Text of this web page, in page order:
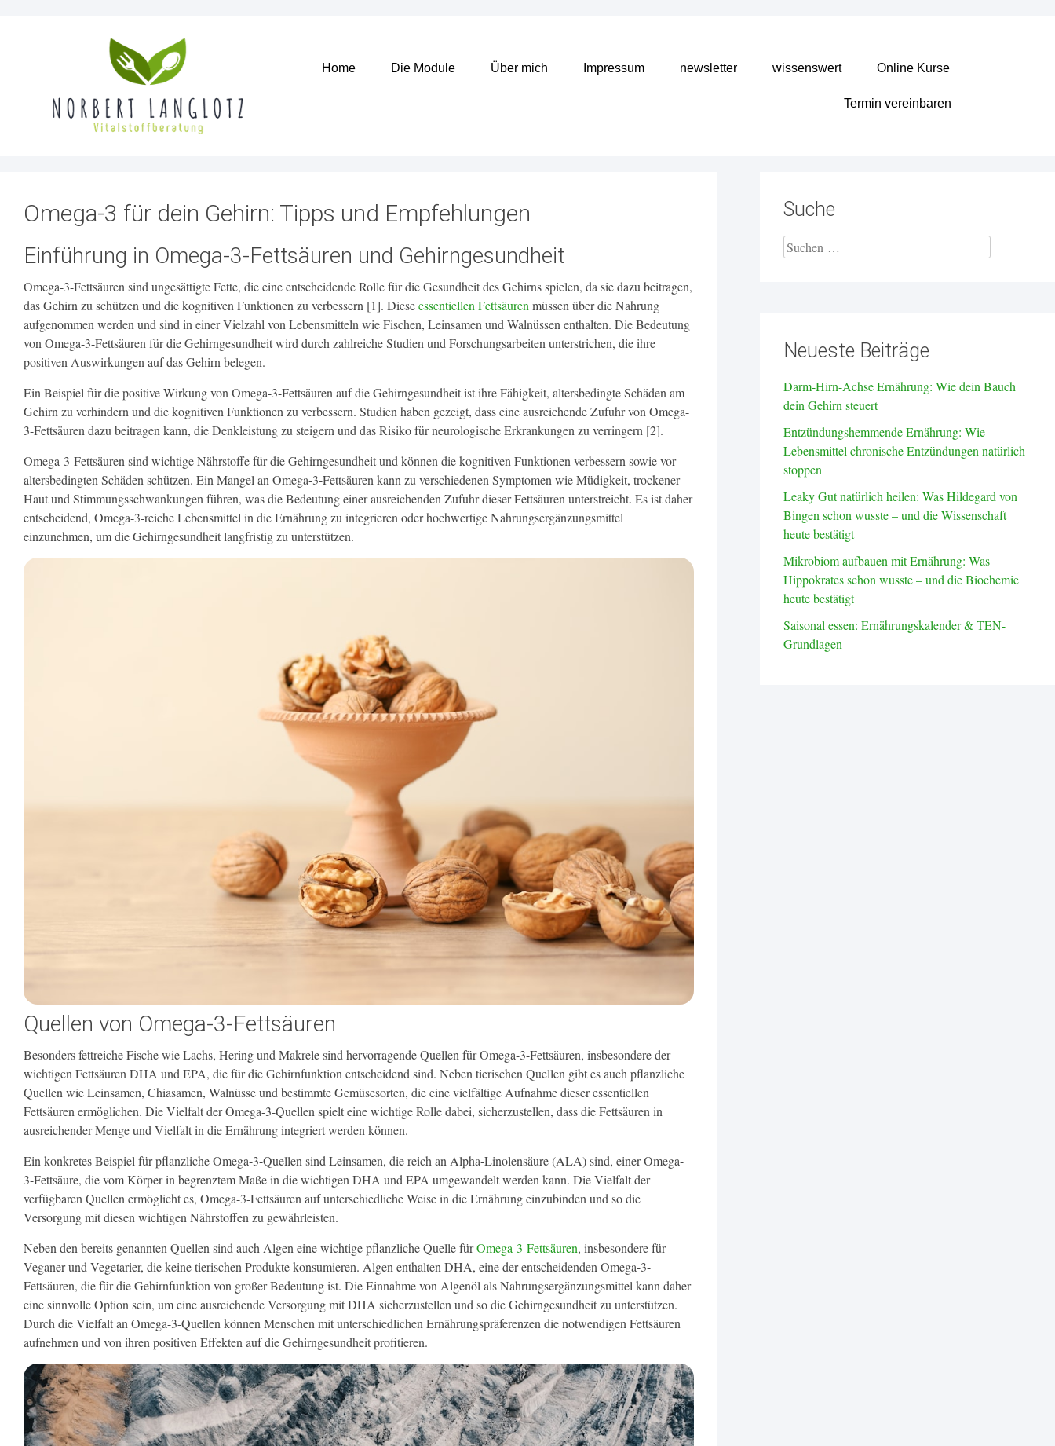
Home Die Module Über mich Impressum newsletter wissenswert Online Kurse
Termin vereinbaren
Omega-3 für dein Gehirn: Tipps und Empfehlungen
Einführung in Omega-3-Fettsäuren und Gehirngesundheit
Omega-3-Fettsäuren sind ungesättigte Fette, die eine entscheidende Rolle für die Gesundheit des Gehirns spielen, da sie dazu beitragen,
das Gehirn zu schützen und die kognitiven Funktionen zu verbessern [1]. Dieseessentiellen Fettsäuren müssen über die Nahrung
aufgenommen werden und sind in einer Vielzahl von Lebensmitteln wie Fischen, Leinsamen und Walnüssen enthalten. Die Bedeutung
von Omega-3-Fettsäuren für die Gehirngesundheit wird durch zahlreiche Studien und Forschungsarbeiten unterstrichen, die ihre
positiven Auswirkungen auf das Gehirn belegen.
Ein Beispiel für die positive Wirkung von Omega-3-Fettsäuren auf die Gehirngesundheit ist ihre Fähigkeit, altersbedingte Schäden am
Gehirn zu verhindern und die kognitiven Funktionen zu verbessern. Studien haben gezeigt, dass eine ausreichende Zufuhr von Omega-
3-Fettsäuren dazu beitragen kann, die Denkleistung zu steigern und das Risiko für neurologische Erkrankungen zu verringern [2].
Omega-3-Fettsäuren sind wichtige Nährstoffe für die Gehirngesundheit und können die kognitiven Funktionen verbessern sowie vor
altersbedingten Schäden schützen. Ein Mangel an Omega-3-Fettsäuren kann zu verschiedenen Symptomen wie Müdigkeit, trockener
Haut und Stimmungsschwankungen führen, was die Bedeutung einer ausreichenden Zufuhr dieser Fettsäuren unterstreicht. Es ist daher
entscheidend, Omega-3-reiche Lebensmittel in die Ernährung zu integrieren oder hochwertige Nahrungsergänzungsmittel
einzunehmen, um die Gehirngesundheit langfristig zu unterstützen.
Quellen von Omega-3-Fettsäuren
Besonders fettreiche Fische wie Lachs, Hering und Makrele sind hervorragende Quellen für Omega-3-Fettsäuren, insbesondere der
wichtigen Fettsäuren DHA und EPA, die für die Gehirnfunktion entscheidend sind. Neben tierischen Quellen gibt es auch pflanzliche
Quellen wie Leinsamen, Chiasamen, Walnüsse und bestimmte Gemüsesorten, die eine vielfältige Aufnahme dieser essentiellen
Fettsäuren ermöglichen. Die Vielfalt der Omega-3-Quellen spielt eine wichtige Rolle dabei, sicherzustellen, dass die Fettsäuren in
ausreichender Menge und Vielfalt in die Ernährung integriert werden können.
Ein konkretes Beispiel für pflanzliche Omega-3-Quellen sind Leinsamen, die reich an Alpha-Linolensäure (ALA) sind, einer Omega-
3-Fettsäure, die vom Körper in begrenztem Maße in die wichtigen DHA und EPA umgewandelt werden kann. Die Vielfalt der
verfügbaren Quellen ermöglicht es, Omega-3-Fettsäuren auf unterschiedliche Weise in die Ernährung einzubinden und so die
Versorgung mit diesen wichtigen Nährstoffen zu gewährleisten.
Neben den bereits genannten Quellen sind auch Algen eine wichtige pflanzliche Quelle fürOmega-3-Fettsäuren, insbesondere für
Veganer und Vegetarier, die keine tierischen Produkte konsumieren. Algen enthalten DHA, eine der entscheidenden Omega-3-
Fettsäuren, die für die Gehirnfunktion von großer Bedeutung ist. Die Einnahme von Algenöl als Nahrungsergänzungsmittel kann daher
eine sinnvolle Option sein, um eine ausreichende Versorgung mit DHA sicherzustellen und so die Gehirngesundheit zu unterstützen.
Durch die Vielfalt an Omega-3-Quellen können Menschen mit unterschiedlichen Ernährungspräferenzen die notwendigen Fettsäuren
aufnehmen und von ihren positiven Effekten auf die Gehirngesundheit profitieren.
Suche
Neueste Beiträge
Darm-Hirn-Achse Ernährung: Wie dein Bauch
dein Gehirn steuert
Entzündungshemmende Ernährung: Wie
Lebensmittel chronische Entzündungen natürlich
stoppen
Leaky Gut natürlich heilen: Was Hildegard von
Bingen schon wusste – und die Wissenschaft
heute bestätigt
Mikrobiom aufbauen mit Ernährung: Was
Hippokrates schon wusste – und die Biochemie
heute bestätigt
Saisonal essen: Ernährungskalender & TEN-
Grundlagen